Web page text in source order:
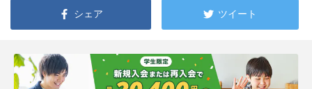
シェア ツイート